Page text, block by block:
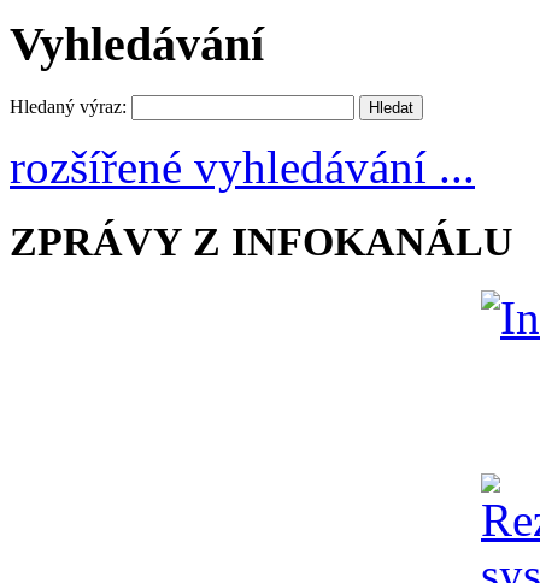
Vyhledávání
Hledaný výraz:
rozšířené vyhledávání ...
ZPRÁVY Z INFOKANÁLU